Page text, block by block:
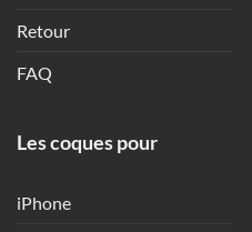
Retour
FAQ
Les coques pour
iPhone